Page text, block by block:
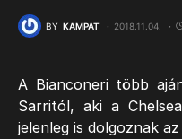
BY KAMPAT 2018.11.04.
A Bianconeri több
Sarritól, aki a
jelenleg is dolgoznak